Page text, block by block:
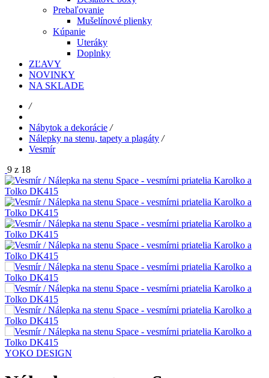
Prebaľovanie
Mušelínové plienky
Kúpanie
Uteráky
Doplnky
ZĽAVY
NOVINKY
NA SKLADE
/
Nábytok a dekorácie /
Nálepky na stenu, tapety a plagáty /
Vesmír
9 z 18
YOKO DESIGN